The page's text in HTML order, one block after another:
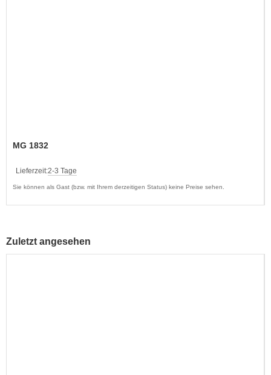
MG 1832
Lieferzeit:2-3 Tage
Sie können als Gast (bzw. mit Ihrem derzeitigen Status) keine Preise sehen.
Zuletzt angesehen